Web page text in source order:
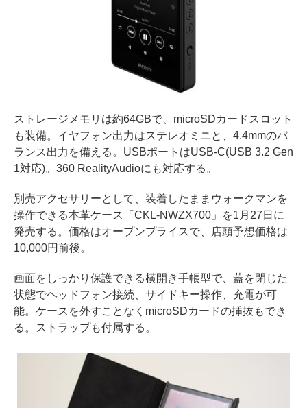
ストレージメモリは約64GBで、microSDカードスロット
も装備。イヤフォン出力はステレオミニと、4.4mmのバ
ランス出力を備える。USBポートはUSB-C(USB 3.2 Gen
1対応)。360 RealityAudioにも対応する。
別売アクセサリーとして、装着したままウォークマンを
操作できる本革ケース「CKL-NWZX700」を1月27日に
発売する。価格はオープンプライスで、店頭予想価格は
10,000円前後。
画面をしっかり保護できる横開き手帳型で、蓋を閉じた
状態でヘッドフォン接続、サイドキー操作、充電が可
能。ケースを外すことなくmicroSDカードの挿抜もでき
る。ストラップも付属する。